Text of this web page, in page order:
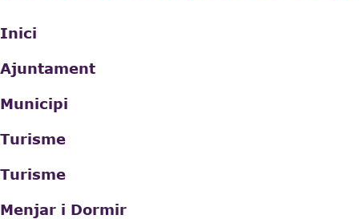
Inici
Ajuntament
Municipi
Turisme
Turisme
Menjar i Dormir